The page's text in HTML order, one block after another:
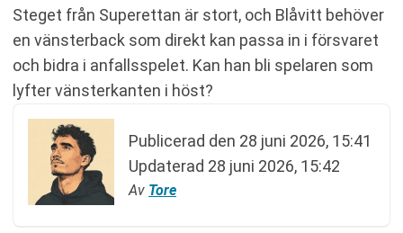
Steget från Superettan är stort, och Blåvitt behöver
en vänsterback som direkt kan passa in i försvaret
och bidra i anfallsspelet. Kan han bli spelaren som
lyfter vänsterkanten i höst?
Publicerad den 28 juni 2026, 15:41
Updaterad 28 juni 2026, 15:42
Av Tore